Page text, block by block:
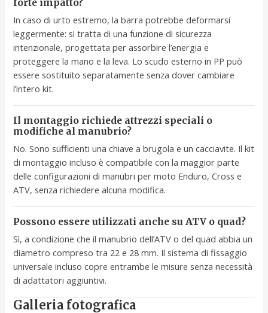
forte impatto?
In caso di urto estremo, la barra potrebbe deformarsi
leggermente: si tratta di una funzione di sicurezza
intenzionale, progettata per assorbire l’energia e
proteggere la mano e la leva. Lo scudo esterno in PP può
essere sostituito separatamente senza dover cambiare
l’intero kit.
Il montaggio richiede attrezzi speciali o
modifiche al manubrio?
No. Sono sufficienti una chiave a brugola e un cacciavite. Il kit
di montaggio incluso è compatibile con la maggior parte
delle configurazioni di manubri per moto Enduro, Cross e
ATV, senza richiedere alcuna modifica.
Possono essere utilizzati anche su ATV o quad?
Sì, a condizione che il manubrio dell’ATV o del quad abbia un
diametro compreso tra 22 e 28 mm. Il sistema di fissaggio
universale incluso copre entrambe le misure senza necessità
di adattatori aggiuntivi.
Galleria fotografica